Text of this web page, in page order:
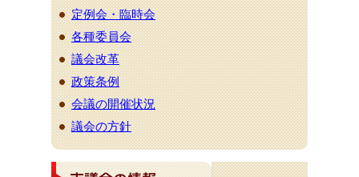
定例会・臨時会
各種委員会
議会改革
政策条例
会議の開催状況
議会の方針